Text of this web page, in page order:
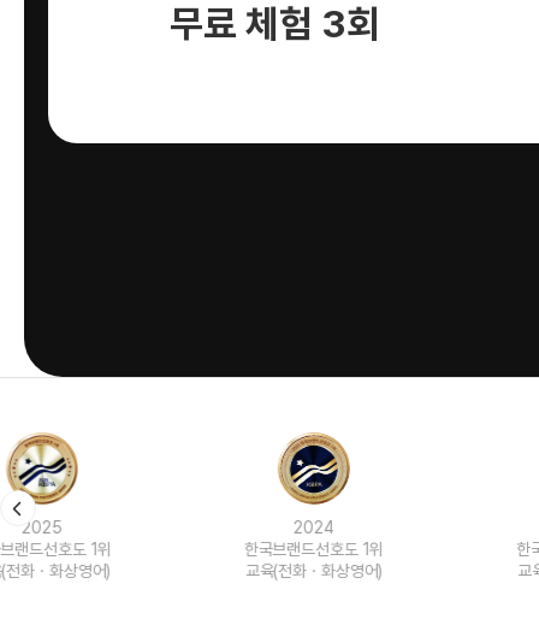
무료 체험 3회
한국브랜드선호도 1위
교육(전화ㆍ화상영어)
한국브랜드선호도 1위
교육(전화ㆍ화상영어)